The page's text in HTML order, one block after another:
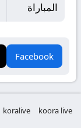
المباراة
Facebook
koora live
koralive